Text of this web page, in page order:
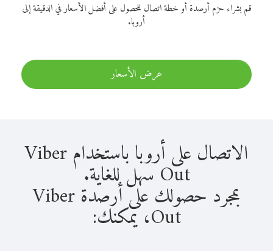
قم بشراء حزم أرصدة أو خطة اتصال للحصول على أفضل الأسعار في الدقيقة إلى
أروبا.
عرض الأسعار
الاتصال على أروبا باستخدام Viber
Out سهل للغاية.
بمجرد حصولك على أرصدة Viber
Out، يمكنك: